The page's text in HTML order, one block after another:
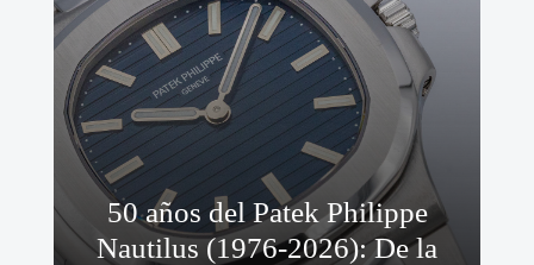
50 años del Patek Philippe
Nautilus (1976-2026): De la